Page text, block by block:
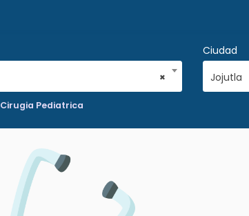
×
Ciudad
Jojutla
Cirugia Pediatrica